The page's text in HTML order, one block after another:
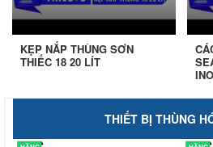
KẸP NẮP THÙNG SƠN
THIẾC 18 20 LÍT
THIẾT BỊ THÙNG